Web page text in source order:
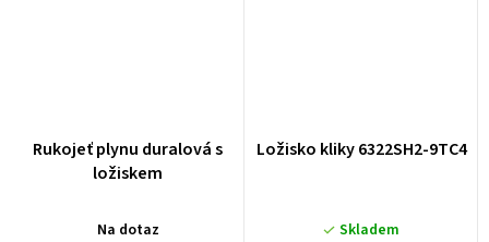
Rukojeť plynu duralová s
ložiskem
Na dotaz
Ložisko kliky 6322SH2-9TC4
Skladem